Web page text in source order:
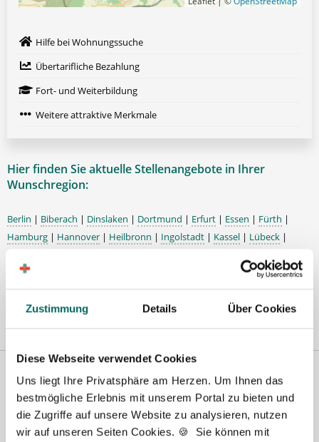
Zustimmung Details Über Cookies
Diese Webseite verwendet Cookies
Uns liegt Ihre Privatsphäre am Herzen. Um Ihnen das
bestmögliche Erlebnis mit unserem Portal zu bieten und
die Zugriffe auf unsere Website zu analysieren, nutzen
wir auf unseren Seiten Cookies. 🍪 Sie können mit
Hilfe bei Wohnungssuche
Übertarifliche Bezahlung
Fort- und Weiterbildung
Weitere attraktive Merkmale
Hier finden Sie aktuelle Stellenangebote in Ihrer
Wunschregion:
Berlin | Biberach | Dinslaken | Dortmund | Erfurt | Essen | Fürth |
Hamburg | Hannover | Heilbronn | Ingolstadt | Kassel | Lübeck |
Pforzheim
|Wiesbaden|
Wilhelmshaven|